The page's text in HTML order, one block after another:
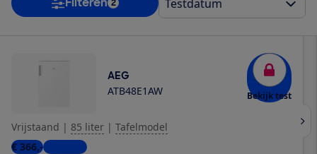
2
AEG
ATB48E1AW Bekijk test
Vrijstaand | 85 liter | Tafelmodel
€ 366,-5 winkels